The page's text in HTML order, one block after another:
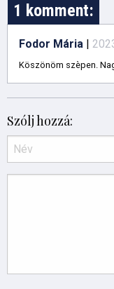
1 komment:
Fodor Mária |
Köszönöm szèpen.
Szólj hozzá: